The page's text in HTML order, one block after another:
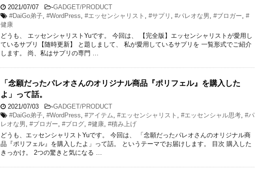
2021/07/07 -GADGET/PRODUCT
#DaiGo弟子, #WordPress, #エッセンシャリスト , #サプリ , #パレオな男 , #ブロガー, #
健康
どうも、 エッセンシャリストYuです。 今回は、 【完全版】エッセンシャリストが愛用し
ているサプリ【随時更新】 と題しまして、 私が愛用しているサプリを 一覧形式でご紹介
します。 尚、私はサプリの専門 …
「念願だったパレオさんのオリジナル商品『ポリフェル』を購入した
よ」って話。
2021/07/03 -GADGET/PRODUCT
#DaiGo弟子, #WordPress, #アイテム, #エッセンシャリスト , #エッセンシャル思考, #パ
レオな男 , #ブロガー, #ブログ, #健康, #積み上げ
どうも、エッセンシャリストYuです。 今回は、 「念願だったパレオさんのオリジナル商
品『ポリフェル』を購入したよ」って話。 というテーマでお届けします。 目次 購入した
きっかけ。 2つの驚きと気になる …